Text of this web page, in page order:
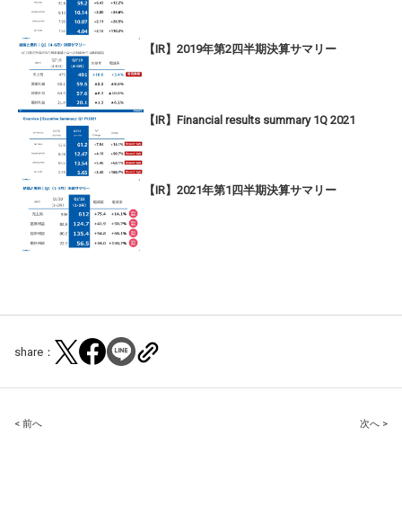
【IR】2019年第2四半期決算サマリー
【IR】Financial results summary 1Q 2021
【IR】2021年第1四半期決算サマリー
share：
Post
< 前へ 次へ >